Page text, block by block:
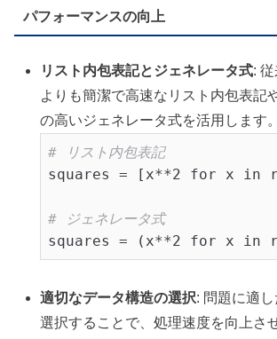
パフォーマンスの向上
リスト内包表記とジェネレータ式:
よりも簡潔で高速なリスト内包表記
の高いジェネレータ式を活用します。
# リスト内包表記
squares = [x**2 for x in
# ジェネレータ式
適切なデータ構造の選択: 問題に適
選択することで、処理速度を向上さ